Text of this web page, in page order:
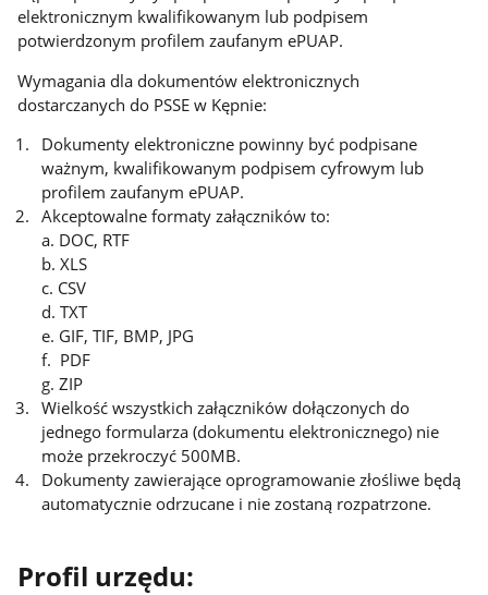
elektronicznym kwalifikowanym lub podpisem
potwierdzonym profilem zaufanym ePUAP.
Wymagania dla dokumentów elektronicznych
dostarczanych do PSSE w Kępnie:
Dokumenty elektroniczne powinny być podpisane
ważnym, kwalifikowanym podpisem cyfrowym lub
profilem zaufanym ePUAP.
Akceptowalne formaty załączników to:
a. DOC, RTF
b. XLS
c. CSV
d. TXT
e. GIF, TIF, BMP, JPG
f. PDF
g. ZIP
Wielkość wszystkich załączników dołączonych do
jednego formularza (dokumentu elektronicznego) nie
może przekroczyć 500MB.
Dokumenty zawierające oprogramowanie złośliwe będą
automatycznie odrzucane i nie zostaną rozpatrzone.
Profil urzędu: